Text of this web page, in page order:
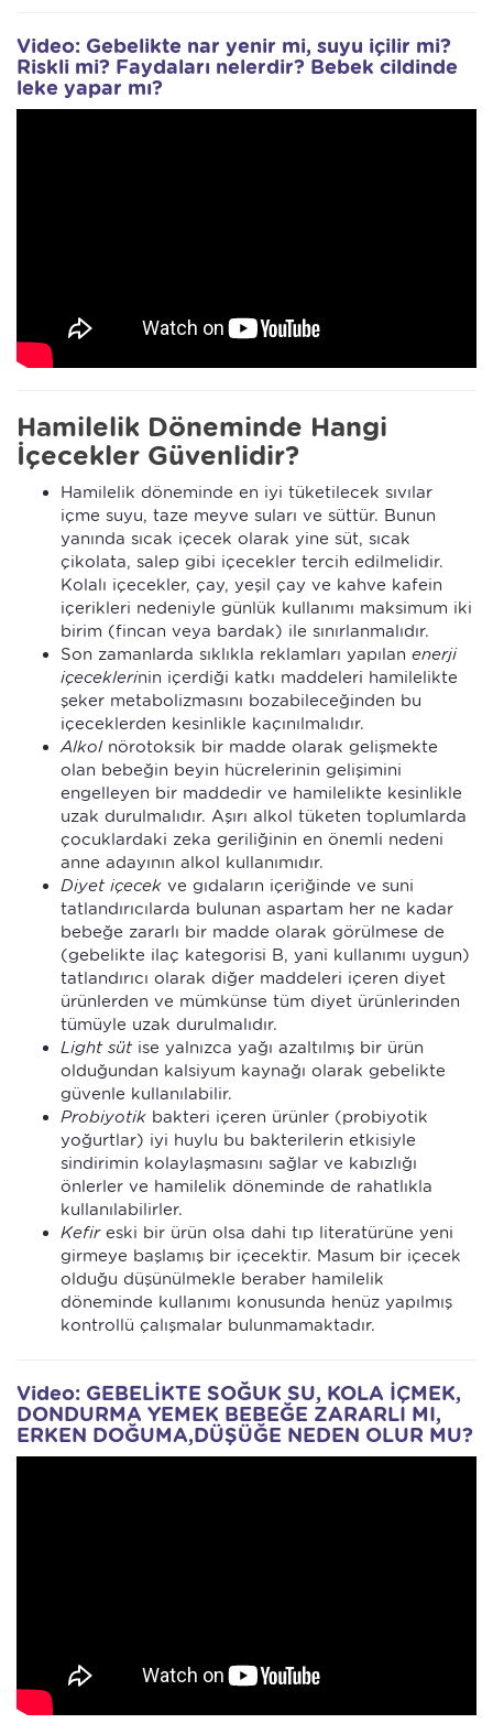
Video: Gebelikte nar yenir mi, suyu içilir mi?
Riskli mi? Faydaları nelerdir? Bebek cildinde
leke yapar mı?
Hamilelik Döneminde Hangi
İçecekler Güvenlidir?
Hamilelik döneminde en iyi tüketilecek sıvılar
içme suyu, taze meyve suları ve süttür. Bunun
yanında sıcak içecek olarak yine süt, sıcak
çikolata, salep gibi içecekler tercih edilmelidir.
Kolalı içecekler, çay, yeşil çay ve kahve kafein
içerikleri nedeniyle günlük kullanımı maksimum iki
birim (fincan veya bardak) ile sınırlanmalıdır.
Son zamanlarda sıklıkla reklamları yapılan enerji
içeceklerinin içerdiği katkı maddeleri hamilelikte
şeker metabolizmasını bozabileceğinden bu
içeceklerden kesinlikle kaçınılmalıdır.
Alkolnörotoksik bir madde olarak gelişmekte
olan bebeğin beyin hücrelerinin gelişimini
engelleyen bir maddedir ve hamilelikte kesinlikle
uzak durulmalıdır. Aşırı alkol tüketen toplumlarda
çocuklardaki zeka geriliğinin en önemli nedeni
anne adayının alkol kullanımıdır.
Diyet içecek ve gıdaların içeriğinde ve suni
tatlandırıcılarda bulunan aspartam her ne kadar
bebeğe zararlı bir madde olarak görülmese de
(gebelikte ilaç kategorisi B, yani kullanımı uygun)
tatlandırıcı olarak diğer maddeleri içeren diyet
ürünlerden ve mümkünse tüm diyet ürünlerinden
tümüyle uzak durulmalıdır.
Light sütise yalnızca yağı azaltılmış bir ürün
olduğundan kalsiyum kaynağı olarak gebelikte
güvenle kullanılabilir.
Probiyotik bakteri içeren ürünler (probiyotik
yoğurtlar) iyi huylu bu bakterilerin etkisiyle
sindirimin kolaylaşmasını sağlar ve kabızlığı
önlerler ve hamilelik döneminde de rahatlıkla
kullanılabilirler.
Kefireski bir ürün olsa dahi tıp literatürüne yeni
girmeye başlamış bir içecektir. Masum bir içecek
olduğu düşünülmekle beraber hamilelik
döneminde kullanımı konusunda henüz yapılmış
kontrollü çalışmalar bulunmamaktadır.
Video: GEBELİKTE SOĞUK SU, KOLA İÇMEK,
DONDURMA YEMEK BEBEĞE ZARARLI MI,
ERKEN DOĞUMA,DÜŞÜĞE NEDEN OLUR MU?